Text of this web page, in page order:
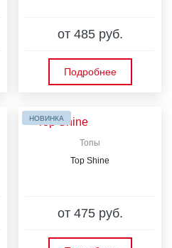
от 485 руб.
Подробнее
НОВИНКА
Топы
Top Shine
от 475 руб.